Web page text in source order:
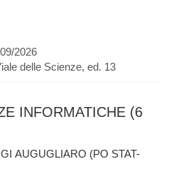
2026
delle Scienze, ed. 13
INFORMATICHE (6
AUGUGLIARO (PO STAT-